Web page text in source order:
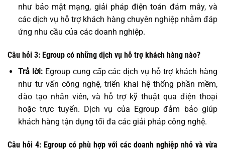
như bảo mật mạng, giải pháp điện toán đám mây, và
các dịch vụ hỗ trợ khách hàng chuyên nghiệp nhằm đáp
ứng nhu cầu của các doanh nghiệp.
Câu hỏi 3: Egroup có những dịch vụ hỗ trợ khách hàng nào?
Trả lời: Egroup cung cấp các dịch vụ hỗ trợ khách hàng
như tư vấn công nghệ, triển khai hệ thống phần mềm,
đào tạo nhân viên, và hỗ trợ kỹ thuật qua điện thoại
hoặc trực tuyến. Dịch vụ của Egroup đảm bảo giúp
khách hàng tận dụng tối đa các giải pháp công nghệ.
Câu hỏi 4: Egroup có phù hợp với các doanh nghiệp nhỏ và vừa